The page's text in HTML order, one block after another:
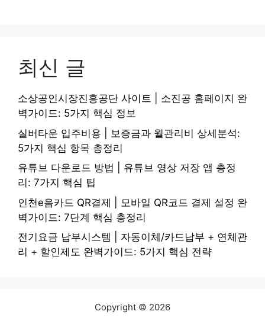
최신 글
소상공인시장진흥공단 사이트 | 소진공 홈페이지 완
벽가이드: 5가지 핵심 정보
실버타운 입주비용 | 보증금과 월관리비 상세분석:
5가지 핵심 항목 총정리
유튜브 다운로드 방법 | 유튜브 영상 저장 앱 총정
리: 7가지 핵심 팁
인천e음카드 QR결제 | 모바일 QR코드 결제 설정 완
벽가이드: 7단계 핵심 총정리
전기요금 납부시스템 | 자동이체/카드납부 + 연체관
리 + 할인제도 완벽가이드: 5가지 핵심 전략
Copyright © 2026